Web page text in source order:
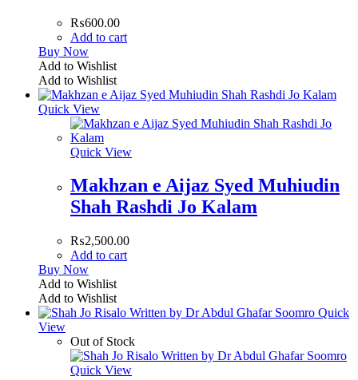
₨600.00
Add to cart
Buy Now
Add to Wishlist
Add to Wishlist
Quick View
Quick View
Makhzan e Aijaz Syed Muhiudin
Shah Rashdi Jo Kalam
₨2,500.00
Add to cart
Buy Now
Add to Wishlist
Add to Wishlist
Quick
View
Out of Stock
Quick View